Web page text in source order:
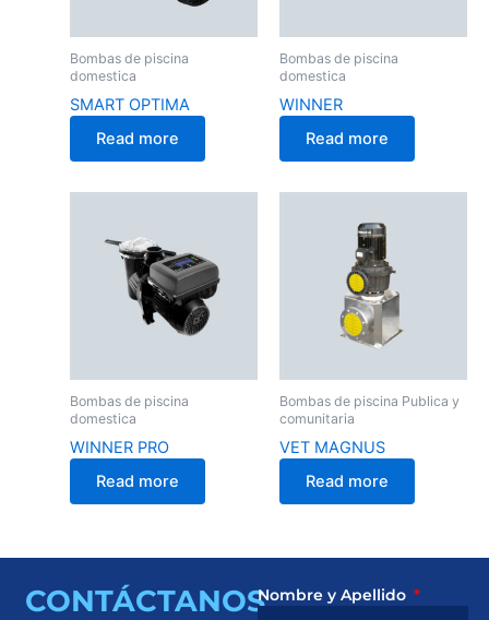
Bombas de piscina
domestica
SMART OPTIMA
Read more
Bombas de piscina
domestica
WINNER
Read more
Bombas de piscina
domestica
WINNER PRO
Read more
Bombas de piscina Publica y
comunitaria
VET MAGNUS
Read more
CONTÁCTANOSNombre y Apellido